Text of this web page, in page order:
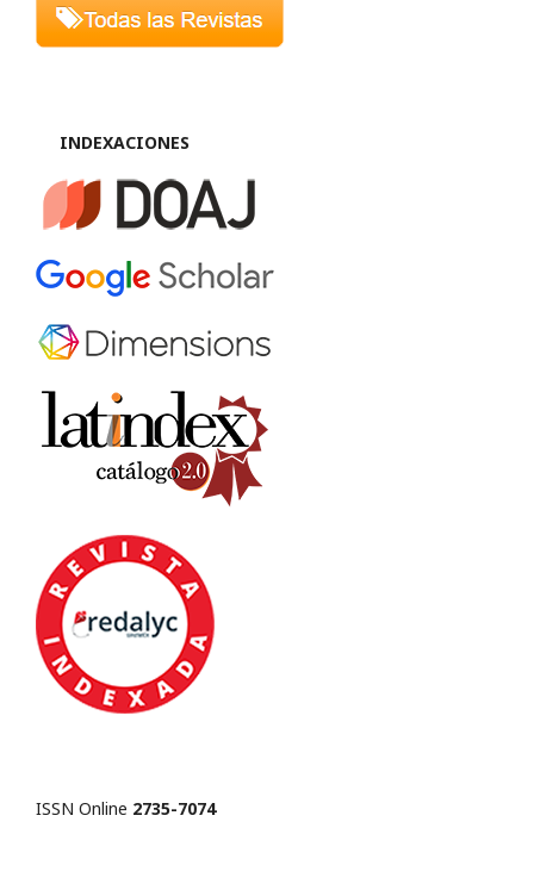
INDEXACIONES
ISSN Online 2735-7074